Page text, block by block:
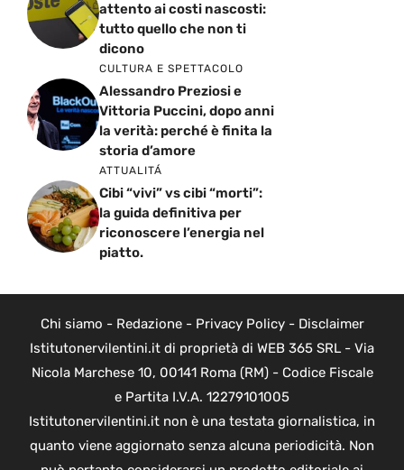
attento ai costi nascosti:
tutto quello che non ti
dicono
CULTURA E SPETTACOLO
Alessandro Preziosi e
Vittoria Puccini, dopo anni
la verità: perché è finita la
storia d’amore
ATTUALITÁ
Cibi “vivi” vs cibi “morti”:
la guida definitiva per
riconoscere l’energia nel
piatto.
Chi siamo - Redazione- Privacy Policy- Disclaimer
Istitutonervilentini.it di proprietà di WEB 365 SRL - Via
Nicola Marchese 10, 00141 Roma (RM) - Codice Fiscale
e Partita I.V.A. 12279101005
Istitutonervilentini.it non è una testata giornalistica, in
quanto viene aggiornato senza alcuna periodicità. Non